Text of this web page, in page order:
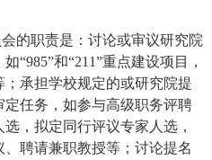
的职责是：讨论或审议研究院
如“985”和“211”重点建设项目，
承担学校规定的或研究院提
任务，如参与高级职务评聘
，拟定同行评议专家人选，
聘请兼职教授等；讨论提名